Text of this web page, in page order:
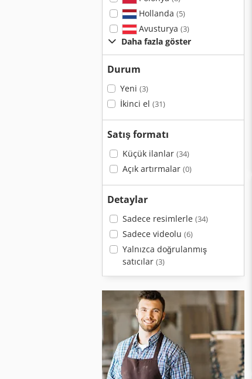
Hollanda (5)
Avusturya (3)
Daha fazla göster
Durum
Yeni (3)
İkinci el (31)
Satış formatı
Küçük ilanlar (34)
Açık artırmalar (0)
Detaylar
Sadece resimlerle (34)
Sadece videolu (6)
Yalnızca doğrulanmış
satıcılar (3)